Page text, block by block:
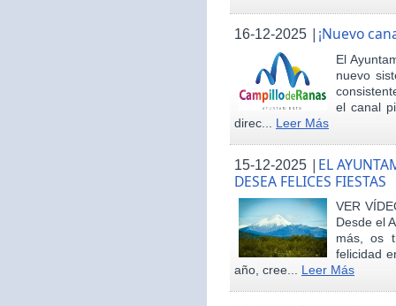
16-12-2025 | ¡Nuevo
El
nuevo
el canal
direc... Leer Más
15-12-2025 | EL
DESEA FELICES FIESTAS
VER
Desde el
más, os
felicidad
año, cree... Leer Más